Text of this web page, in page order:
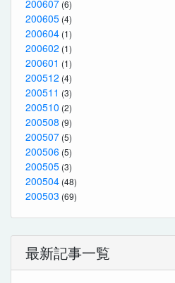
200607 (6)
200605 (4)
200604 (1)
200602 (1)
200601 (1)
200512 (4)
200511 (3)
200510 (2)
200508 (9)
200507 (5)
200506 (5)
200505 (3)
200504 (48)
200503 (69)
最新記事一覧